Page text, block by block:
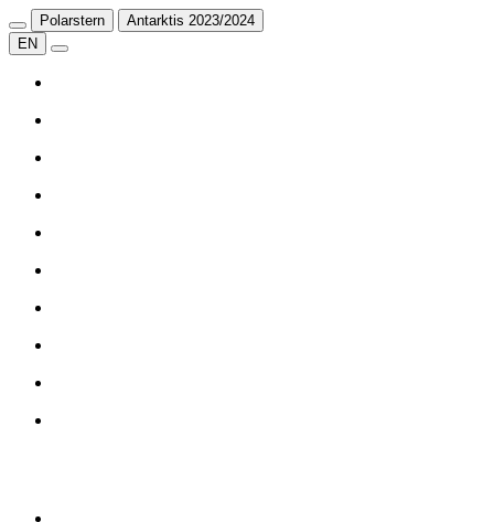
Polarstern
Antarktis 2023/2024
EN